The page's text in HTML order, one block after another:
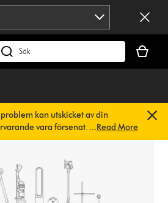
Sök
på
är
tom
kan utskicket av din
vara försenat. Vi arbetar
Du behöver inte göra någonting.
...Read More